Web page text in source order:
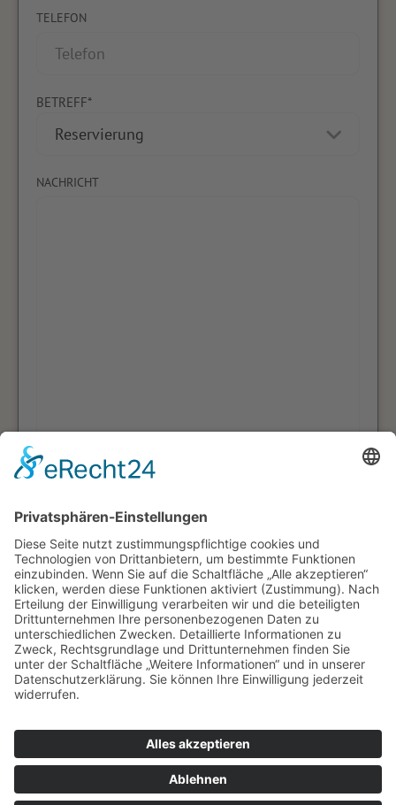
TELEFON
BETREFF*
NACHRICHT
Die Datenschutzerklärung
Kenntnis genommen.
© WAMATEC GmbH Impressum
Datenschutz
Kontakt